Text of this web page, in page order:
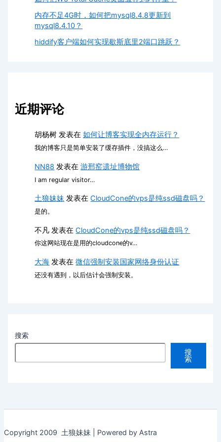
内存不足4G时，如何把mysql8.4.8更新到
mysql8.4.10？
hiddify客户端如何实现歇斯底里2端口跳跃？
近期评论
胡杨树 发表在如何让博客实现全内存运行？
我的博客只是简单安装了缓存插件，没搞这么…
NN88 发表在游邢窑遗址博物馆
I am regular visitor…
土狼妹妹 发表在CloudCone的vps是纯ssd磁盘吗？
是的。
不凡 发表在CloudCone的vps是纯ssd磁盘吗？
你这网站现在是用的cloudcone的v…
大海 发表在微信强制安装国家网络身份认证
还没有遇到，以后估计会强制安装。
搜索
搜
索
Copyright 2009 土狼妹妹 | Powered by Astra